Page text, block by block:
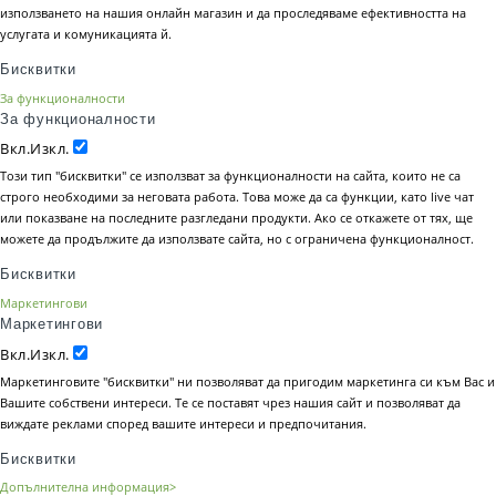
използването на нашия онлайн магазин и да проследяваме ефективността на
услугата и комуникацията й.
Бисквитки
За функционалности
За функционалности
Вкл.Изкл.
Този тип "бисквитки" се използват за функционалности на сайта, които не са
строго необходими за неговата работа. Това може да са функции, като live чат
или показване на последните разгледани продукти. Ако се откажете от тях, ще
можете да продължите да използвате сайта, но с ограничена функционалност.
Бисквитки
Маркетингови
Маркетингови
Вкл.Изкл.
Маркетинговите "бисквитки" ни позволяват да пригодим маркетинга си към Вас и
Вашите собствени интереси. Те се поставят чрез нашия сайт и позволяват да
виждате реклами според вашите интереси и предпочитания.
Бисквитки
Допълнителна информация>